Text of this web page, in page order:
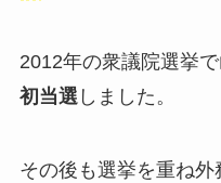
2012年の衆議院選挙
初当選しました。
その後も選挙を重ね